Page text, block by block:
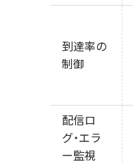
到達率の
制御
配信ロ
グ・エラ
ー監視